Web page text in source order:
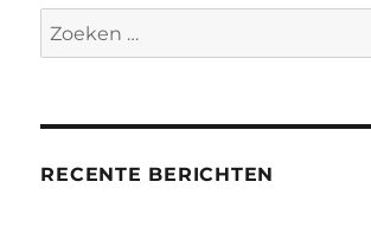
Zoeken
naar:
RECENTE BERICHTEN